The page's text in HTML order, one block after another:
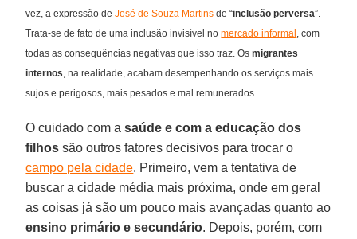
vez, a expressão deJosé de Souza Martins de “inclusão perversa”.
Trata-se de fato de uma inclusão invisível nomercado informal , com
todas as consequências negativas que isso traz. Osmigrantes
internos , na realidade, acabam desempenhando os serviços mais
sujos e perigosos, mais pesados e mal remunerados.
O cuidado com asaúde e com a educação dos
filhos são outros fatores decisivos para trocar o
campo pela cidade. Primeiro, vem a tentativa de
buscar a cidade média mais próxima, onde em geral
as coisas já são um pouco mais avançadas quanto ao
ensino primário e secundário. Depois, porém, com